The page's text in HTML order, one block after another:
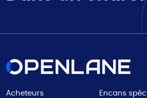
Acheteurs Encans